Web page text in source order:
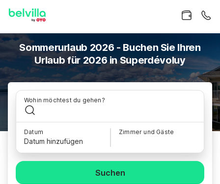
Sommerurlaub 2026 - Buchen Sie Ihren
Urlaub für 2026 in Superdévoluy
Wohin möchtest du gehen?
Datum
Datum hinzufügen
Zimmer und Gäste
Suchen